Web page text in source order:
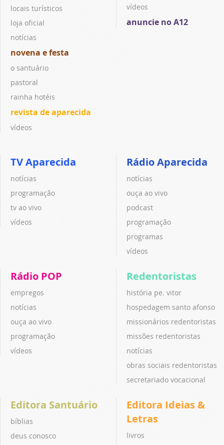
locais turísticos
loja oficial
notícias
novena e festa
o santuário
pastoral
rainha hotéis
revista de aparecida
vídeos
vídeos
anuncie no A12
TV Aparecida
notícias
programação
tv ao vivo
vídeos
Rádio Aparecida
notícias
ouça ao vivo
podcast
programação
programas
vídeos
Rádio POP
empregos
notícias
ouça ao vivo
programação
vídeos
Redentoristas
história pe. vitor
hospedagem santo afonso
missionários redentoristas
missões redentoristas
notícias
obras sociais redentoristas
secretariado vocacional
Editora Santuário
bíblias
deus conosco
Editora Ideias &
Letras
livros